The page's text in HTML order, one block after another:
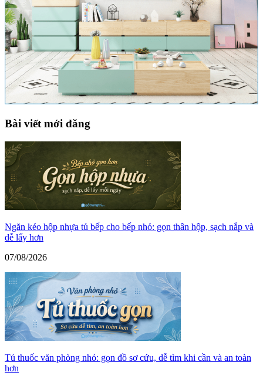
Bài viết mới đăng
Ngăn kéo hộp nhựa tủ bếp cho bếp nhỏ: gọn thân hộp, sạch nắp và
dễ lấy hơn
07/08/2026
Tủ thuốc văn phòng nhỏ: gọn đồ sơ cứu, dễ tìm khi cần và an toàn
hơn